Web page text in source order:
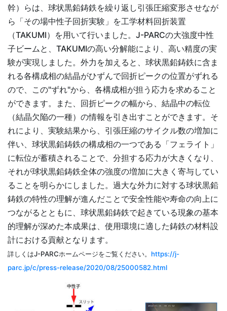
幹）らは、球状黒鉛鋳鉄を繰り返し引張圧縮変形させなが
ら「その場中性子回折実験」を工学材料回折装置
（TAKUMI）を用いて行いました。J-PARCの大強度中性
子ビームと、TAKUMIの高い分解能により、高い精度の実
験が実現しました。外力を加えると、球状黒鉛鋳鉄に含ま
れる各構成相の結晶がひずんで回折ピークの位置がずれる
ので、この"ずれ"から、各構成相が担う応力を求めること
ができます。また、回折ピークの幅から、結晶中の転位
（結晶欠陥の一種）の情報を引き出すことができます。そ
れにより、実験結果から、引張圧縮のサイクル数の増加に
伴い、球状黒鉛鋳鉄の構成相の一つである「フェライト」
に転位が蓄積されることで、分担する応力が大きくなり、
それが球状黒鉛鋳鉄全体の強度の増加に大きく寄与してい
ることを明らかにしました。過大な外力に対する球状黒鉛
鋳鉄の特性の理解が進んだことで安全性能や寿命の向上に
つながるとともに、球状黒鉛鋳鉄で起きている現象の基本
的理解が深めた本成果は、使用環境に適した鋳鉄の材料設
計における貢献となります。
詳しくはJ-PARCホームページをご覧ください。 https://j-
parc.jp/c/press-release/2020/08/25000582.html